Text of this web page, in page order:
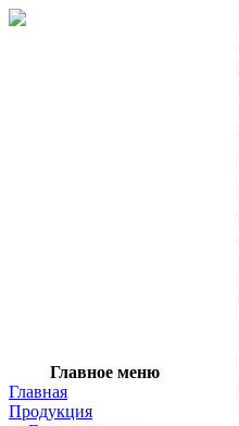
Главное меню
Главная
Продукция